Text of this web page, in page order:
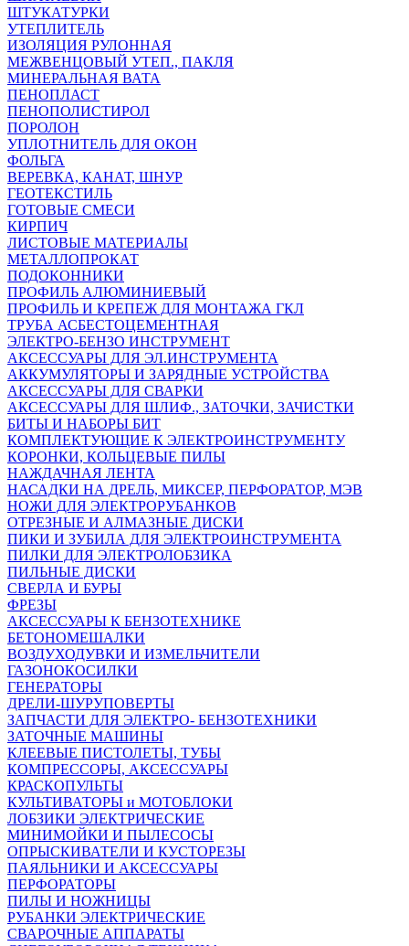
ШТУКАТУРКИ
УТЕПЛИТЕЛЬ
ИЗОЛЯЦИЯ РУЛОННАЯ
МЕЖВЕНЦОВЫЙ УТЕП., ПАКЛЯ
МИНЕРАЛЬНАЯ ВАТА
ПЕНОПЛАСТ
ПЕНОПОЛИСТИРОЛ
ПОРОЛОН
УПЛОТНИТЕЛЬ ДЛЯ ОКОН
ФОЛЬГА
ВЕРЕВКА, КАНАТ, ШНУР
ГЕОТЕКСТИЛЬ
ГОТОВЫЕ СМЕСИ
КИРПИЧ
ЛИСТОВЫЕ МАТЕРИАЛЫ
МЕТАЛЛОПРОКАТ
ПОДОКОННИКИ
ПРОФИЛЬ АЛЮМИНИЕВЫЙ
ПРОФИЛЬ И КРЕПЕЖ ДЛЯ МОНТАЖА ГКЛ
ТРУБА АСБЕСТОЦЕМЕНТНАЯ
ЭЛЕКТРО-БЕНЗО ИНСТРУМЕНТ
АКСЕССУАРЫ ДЛЯ ЭЛ.ИНСТРУМЕНТА
АККУМУЛЯТОРЫ И ЗАРЯДНЫЕ УСТРОЙСТВА
АКСЕССУАРЫ ДЛЯ СВАРКИ
АКСЕССУАРЫ ДЛЯ ШЛИФ., ЗАТОЧКИ, ЗАЧИСТКИ
БИТЫ И НАБОРЫ БИТ
КОМПЛЕКТУЮЩИЕ К ЭЛЕКТРОИНСТРУМЕНТУ
КОРОНКИ, КОЛЬЦЕВЫЕ ПИЛЫ
НАЖДАЧНАЯ ЛЕНТА
НАСАДКИ НА ДРЕЛЬ, МИКСЕР, ПЕРФОРАТОР, МЭВ
НОЖИ ДЛЯ ЭЛЕКТРОРУБАНКОВ
ОТРЕЗНЫЕ И АЛМАЗНЫЕ ДИСКИ
ПИКИ И ЗУБИЛА ДЛЯ ЭЛЕКТРОИНСТРУМЕНТА
ПИЛКИ ДЛЯ ЭЛЕКТРОЛОБЗИКА
ПИЛЬНЫЕ ДИСКИ
СВЕРЛА И БУРЫ
ФРЕЗЫ
АКСЕССУАРЫ К БЕНЗОТЕХНИКЕ
БЕТОНОМЕШАЛКИ
ВОЗДУХОДУВКИ И ИЗМЕЛЬЧИТЕЛИ
ГАЗОНОКОСИЛКИ
ГЕНЕРАТОРЫ
ДРЕЛИ-ШУРУПОВЕРТЫ
ЗАПЧАСТИ ДЛЯ ЭЛЕКТРО- БЕНЗОТЕХНИКИ
ЗАТОЧНЫЕ МАШИНЫ
КЛЕЕВЫЕ ПИСТОЛЕТЫ, ТУБЫ
КОМПРЕССОРЫ, АКСЕССУАРЫ
КРАСКОПУЛЬТЫ
КУЛЬТИВАТОРЫ и МОТОБЛОКИ
ЛОБЗИКИ ЭЛЕКТРИЧЕСКИЕ
МИНИМОЙКИ И ПЫЛЕСОСЫ
ОПРЫСКИВАТЕЛИ И КУСТОРЕЗЫ
ПАЯЛЬНИКИ И АКСЕССУАРЫ
ПЕРФОРАТОРЫ
ПИЛЫ И НОЖНИЦЫ
РУБАНКИ ЭЛЕКТРИЧЕСКИЕ
СВАРОЧНЫЕ АППАРАТЫ